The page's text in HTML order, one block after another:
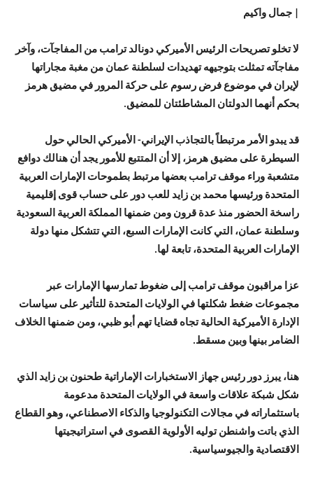
| جمال واكيم
لا تخلو تصريحات الرئيس الأميركي دونالد ترامب من المفاجآت، وآخر
مفاجآته تمثلت بتوجيهه تهديدات لسلطنة عمان من مغبة مجاراتها
لإيران في موضوع فرض رسوم على حركة المرور في مضيق هرمز
بحكم أنهما الدولتان المشاطئتان للمضيق.
قد يبدو الأمر مرتبطاً بالتجاذب الإيراني- الأميركي الحالي حول
السيطرة على مضيق هرمز، إلا أن المتتبع للأمور يجد أن هنالك دوافع
متشعبة وراء موقف ترامب بعضها مرتبط بطموحات الإمارات العربية
المتحدة ورئيسها محمد بن زايد للعب دور على حساب قوى إقليمية
راسخة الحضور منذ عدة قرون ومن ضمنها المملكة العربية السعودية
وسلطنة عمان، التي كانت الإمارات السبع، التي تتشكل منها دولة
الإمارات العربية المتحدة، تابعة لها.
عزا مراقبون موقف ترامب إلى ضغوط تمارسها الإمارات عبر
مجموعات ضغط شكلتها في الولايات المتحدة للتأثير على سياسات
الإدارة الأميركية الحالية تجاه قضايا تهم أبو ظبي، ومن ضمنها الخلاف
الضامر بينها وبين مسقط.
هنا، يبرز دور رئيس جهاز الاستخبارات الإماراتية طحنون بن زايد الذي
شكل شبكة علاقات واسعة في الولايات المتحدة مدعومة
باستثماراته في مجالات التكنولوجيا والذكاء الاصطناعي، وهو القطاع
الذي باتت واشنطن توليه الأولوية القصوى في استراتيجيتها
الاقتصادية والجيوسياسية.